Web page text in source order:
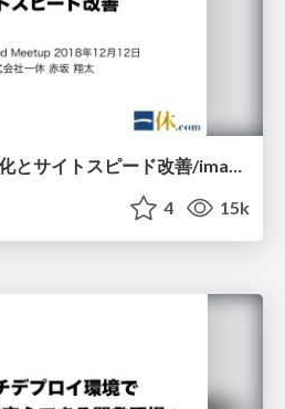
imgix導入で画像最適化とサイトスピード改善/imageoptimize_sitespeed_up_ikyu_with_imgix
4 15k